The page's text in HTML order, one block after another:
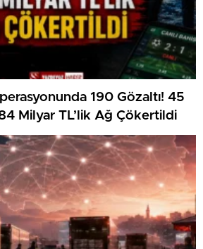
190 Gözaltı! 45
84 Milyar TL’lik Ağ Çökertildi